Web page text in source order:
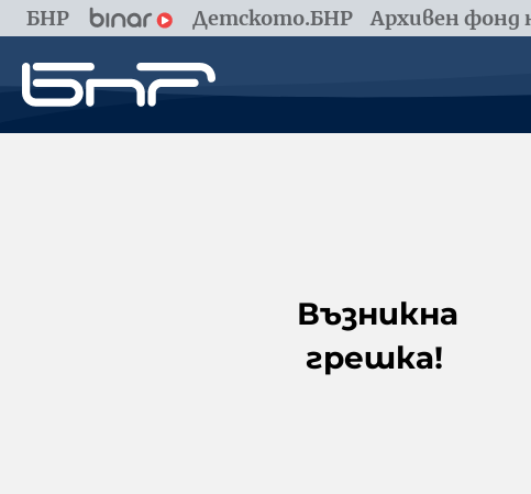
БНР Детското.БНР Архивен фонд
Възникна
грешка!